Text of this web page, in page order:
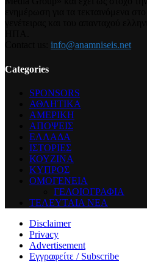
info@anamniseis.net
Categories
SPONSORS
ΑΘΛΗΤΙΚΑ
ΑΜΕΡΙΚΗ
ΑΠΟΨΕΙΣ
ΕΛΛΑΔΑ
ΙΣΤΟΡΙΕΣ
ΚΟΥΖΙΝΑ
ΚΥΠΡΟΣ
ΟΜΟΓΕΝΕΙΑ
ΓΕΛΟΙΟΓΡΑΦΙΑ
ΤΕΛΕΥΤΑΙΑ ΝΕΑ
Disclaimer
Privacy
Advertisement
Εγγραφείτε / Subscribe